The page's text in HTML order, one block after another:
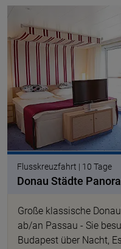
Flusskreuzfahrt | 10 Tage
Donau Städte
Große klassische
ab/an Passau - Sie
Budapest über Nacht,